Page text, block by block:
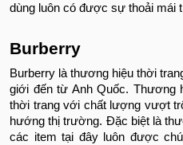
dùng luôn có được sự thoải mái
Burberry
Burberry là thương hiệu thời
giới đến từ Anh Quốc. Thương
thời trang với chất lượng vượt
hướng thị trường. Đặc biệt là
các item tại đây luôn được